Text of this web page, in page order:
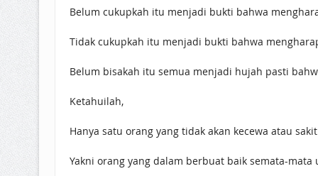
Belum cukupkah itu menjadi bukti bahwa
Tidak cukupkah itu menjadi bukti bahwa
Belum bisakah itu semua menjadi hujah pasti
Ketahuilah,
Hanya satu orang yang tidak akan kecewa atau
Yakni orang yang dalam berbuat baik semata-mata